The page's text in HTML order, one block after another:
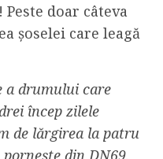
doar câteva
șoselei care leagă
a drumului care
încep zilele
de lărgirea la patru
din DN69,